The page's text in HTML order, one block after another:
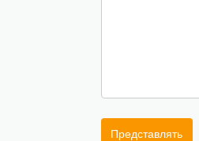
Представлять